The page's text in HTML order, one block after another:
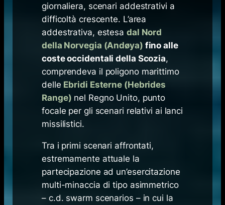
giornaliera, scenari addestrativi a
difficoltà crescente. L’area
addestrativa, estesa dal Nord
della Norvegia (Andøya) fino alle
coste occidentali della Scozia,
comprendeva il poligono marittimo
delle Ebridi Esterne (Hebrides
Range) nel Regno Unito, punto
focale per gli scenari relativi ai lanci
missilistici.
Tra i primi scenari affrontati,
estremamente attuale la
partecipazione ad un’esercitazione
multi-minaccia di tipo asimmetrico
– c.d. swarm scenarios – in cui la